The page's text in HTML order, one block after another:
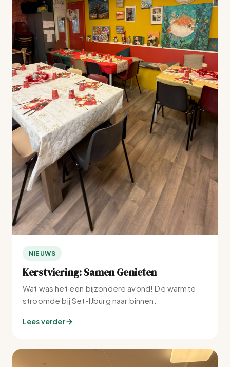
NIEUWS
Kerstviering: Samen Genieten
Wat was het een bijzondere avond! De warmte
stroomde bij Set-IJburg naar binnen.
Lees verder